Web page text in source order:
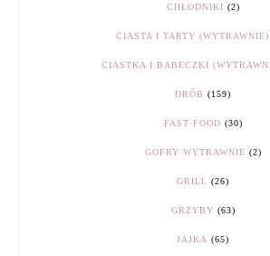
CHŁODNIKI (2)
CIASTA I TARTY (WYTRAWNIE)
CIASTKA I BABECZKI
DRÓB (159)
FAST FOOD (30)
GOFRY WYTRAWNIE (2)
GRILL (26)
GRZYBY (63)
JAJKA (65)